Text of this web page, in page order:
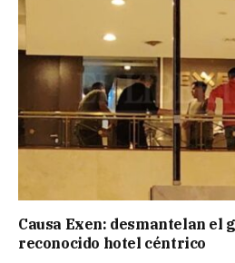
Causa Exen: desmantelan el
reconocido hotel céntrico